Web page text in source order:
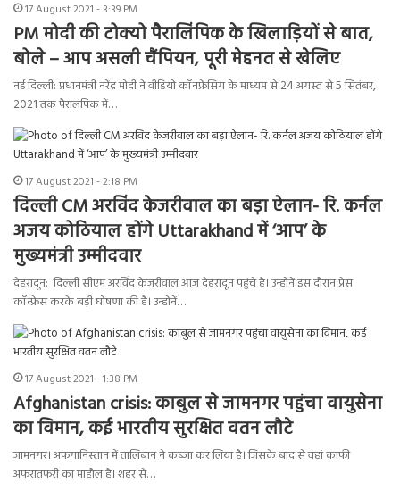
17 August 2021 - 3:39 PM
PM मोदी की टोक्यो पैरालिंपिक के खिलाड़ियों से बात,
बोले – आप असली चैंपियन, पूरी मेहनत से खेलिए
नई दिल्ली: प्रधानमंत्री नरेंद्र मोदी ने वीडियो कॉनफ्रेंसिंग के माध्यम से 24 अगस्त से 5 सितंबर,
2021 तक पैरालंपिक में…
17 August 2021 - 2:18 PM
दिल्ली CM अरविंद केजरीवाल का बड़ा ऐलान- रि. कर्नल
अजय कोठियाल होंगे Uttarakhand में ‘आप’ के
मुख्यमंत्री उम्मीदवार
देहरादून: दिल्ली सीएम अरविंद केजरीवाल आज देहरादून पहुंचे है। उन्होनें इस दौरान प्रेस
कॉन्फ्रेस करके बड़ी घोषणा की है। उन्होनें…
17 August 2021 - 1:38 PM
Afghanistan crisis: काबुल से जामनगर पहुंचा वायुसेना
का विमान, कई भारतीय सुरक्षित वतन लौटे
जामनगर। अफगानिस्तान में तालिबान ने कब्जा कर लिया है। जिसके बाद से वहां काफी
अफरातफरी का माहौल है। शहर से…